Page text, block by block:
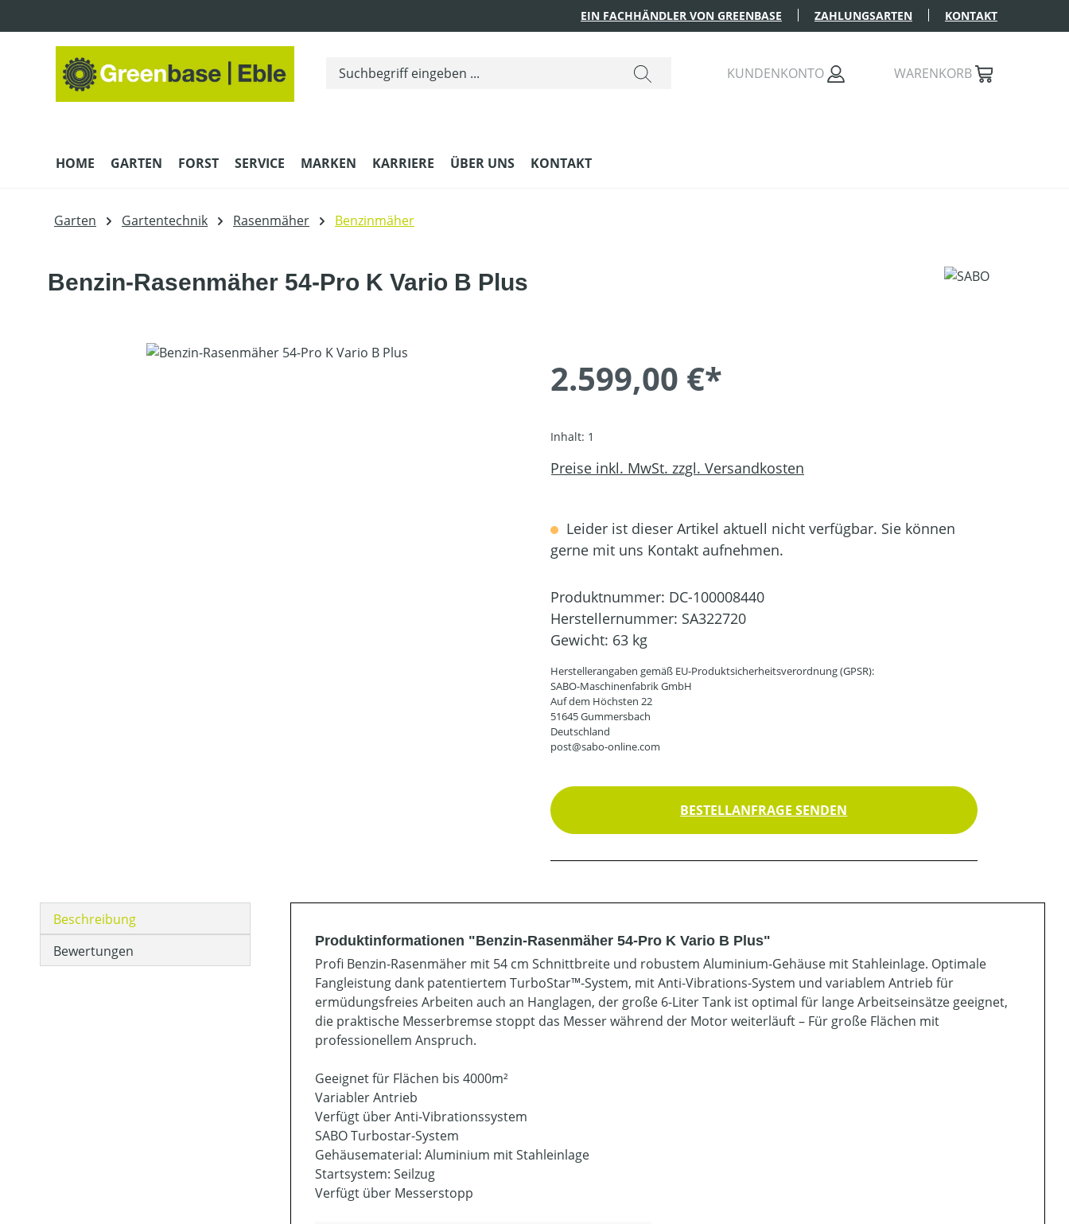
EIN FACHHÄNDLER VON GREENBASE ZAHLUNGSARTEN KONTAKT
KUNDENKONTO WARENKORB
HOME GARTEN FORST SERVICE MARKEN KARRIERE ÜBER UNS KONTAKT
Garten Gartentechnik Rasenmäher Benzinmäher
Benzin-Rasenmäher 54-Pro K Vario B Plus
Bildergalerie überspringen
2.599,00 €*
Inhalt: 1
Preise inkl. MwSt. zzgl. Versandkosten
Leider ist dieser Artikel aktuell nicht verfügbar. Sie können
gerne mit uns Kontakt aufnehmen.
Produktnummer: DC-100008440
Herstellernummer: SA322720
Gewicht: 63 kg
Herstellerangaben gemäß EU-Produktsicherheitsverordnung (GPSR):
SABO-Maschinenfabrik GmbH
Auf dem Höchsten 22
51645 Gummersbach
Deutschland
post@sabo-online.com
BESTELLANFRAGE SENDEN
Beschreibung
Bewertungen
Produktinformationen "Benzin-Rasenmäher 54-Pro K Vario B Plus"
Profi Benzin-Rasenmäher mit 54 cm Schnittbreite und robustem Aluminium-Gehäuse mit Stahleinlage. Optimale
Fangleistung dank patentiertem TurboStar™-System, mit Anti-Vibrations-System und variablem Antrieb für
ermüdungsfreies Arbeiten auch an Hanglagen, der große 6-Liter Tank ist optimal für lange Arbeitseinsätze geeignet,
die praktische Messerbremse stoppt das Messer während der Motor weiterläuft – Für große Flächen mit
professionellem Anspruch.
Geeignet für Flächen bis 4000m²
Variabler Antrieb
Verfügt über Anti-Vibrationssystem
SABO Turbostar-System
Gehäusematerial: Aluminium mit Stahleinlage
Startsystem: Seilzug
Verfügt über Messerstopp